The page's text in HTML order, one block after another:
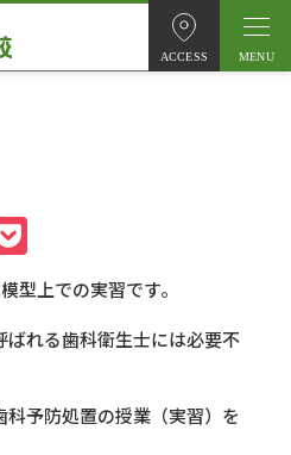
ACCESS
型上での実習です。
ばれる歯科衛生士には必要不
予防処置の授業（実習）を